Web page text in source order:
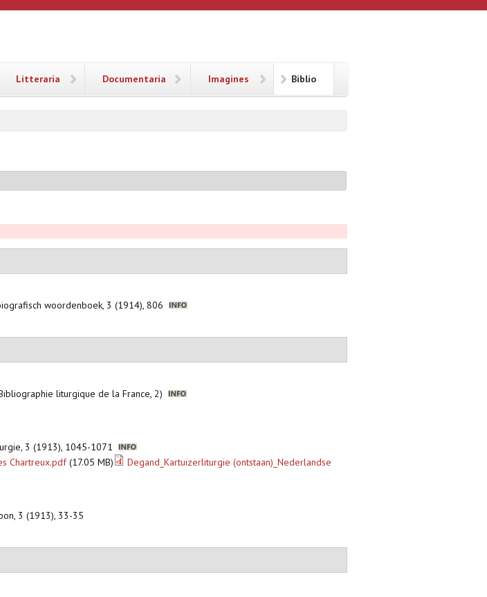
Litteraria Documentaria Imagines Biblio
woordenboek, 3 (1914), 806
liturgique de la France, 2)
3 (1913), 1045-1071
Chartreux.pdf(17.05 MB)
Degand_Kartuizerliturgie (ontstaan)_Nederlandse
3 (1913), 33-35